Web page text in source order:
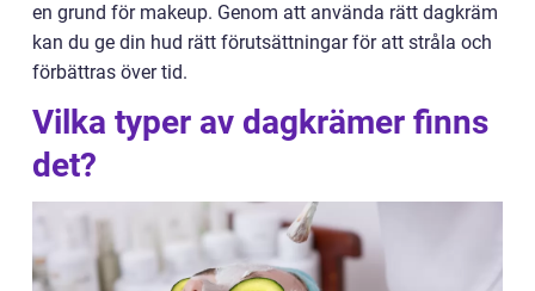
en grund för makeup. Genom att använda rätt dagkräm
kan du ge din hud rätt förutsättningar för att stråla och
förbättras över tid.
Vilka typer av dagkrämer finns
det?